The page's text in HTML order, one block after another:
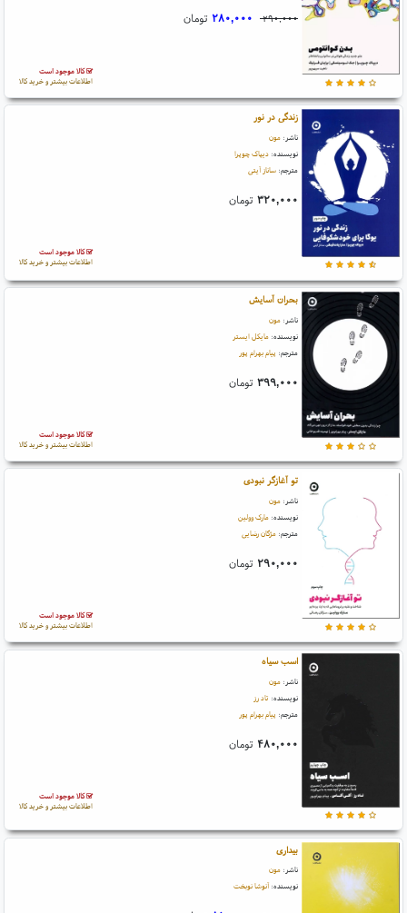
۲۹۰,۰۰۰ ۲۸۰,۰۰۰ تومان
کالا موجود است
اطلاعات بیشتر و خرید کالا
زندگی در نور
ناشر: مون
نویسنده: دیپاک چوپرا
مترجم: ساناز آیتی
۳۲۰,۰۰۰ تومان
کالا موجود است
اطلاعات بیشتر و خرید کالا
بحران آسایش
ناشر: مون
نویسنده: مایکل ایستر
مترجم: پیام بهرام پور
۳۹۹,۰۰۰ تومان
کالا موجود است
اطلاعات بیشتر و خرید کالا
تو آغازگر نبودی
ناشر: مون
نویسنده: مارک وولین
مترجم: مژگان رضایی
۲۹۰,۰۰۰ تومان
کالا موجود است
اطلاعات بیشتر و خرید کالا
اسب سیاه
ناشر: مون
نویسنده: تاد رز
مترجم: پیام بهرام پور
۴۸۰,۰۰۰ تومان
کالا موجود است
اطلاعات بیشتر و خرید کالا
بیداری
ناشر: مون
نویسنده: آنوشا نوبخت